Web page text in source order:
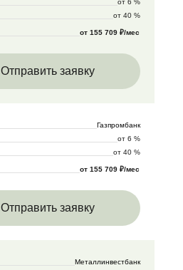
от 40 %
от 155 709 ₽/мес
Отправить заявку
Газпромбанк
от 6 %
от 40 %
от 155 709 ₽/мес
Отправить заявку
Металлинвестбанк